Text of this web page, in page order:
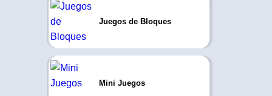
Juegos de Bloques
Mini Juegos